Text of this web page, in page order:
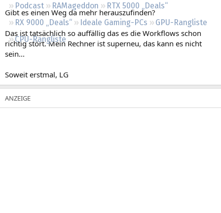
Podcast RAMageddon
RTX 5000 „Deals“
RX 9000 „Deals“
Ideale Gaming-PCs
GPU-Rangliste
CPU-Rangliste
Gibt es einen Weg da mehr herauszufinden?
Das ist tatsächlich so auffällig das es die Workflows schon
richtig stört. Mein Rechner ist superneu, das kann es nicht
sein...
Soweit erstmal, LG